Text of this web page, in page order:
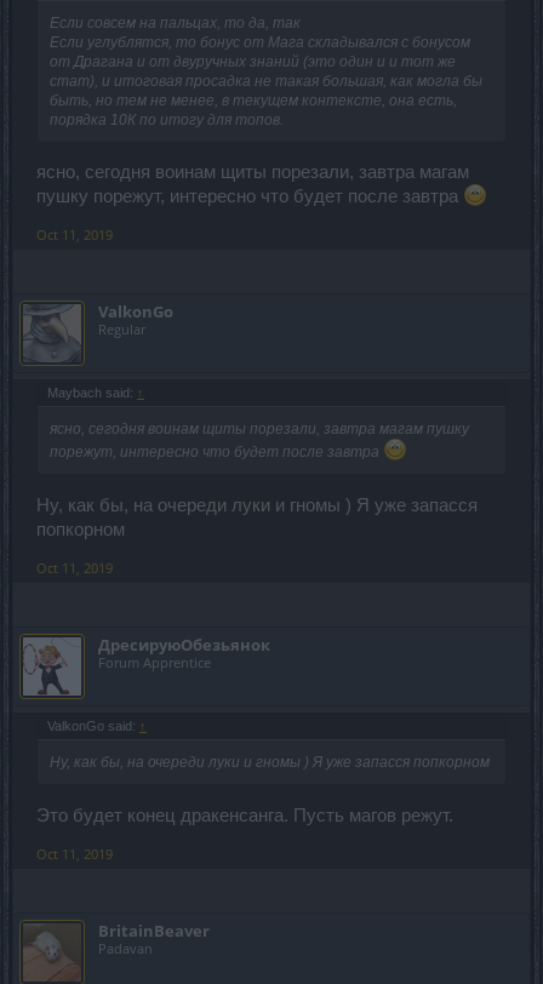
Если совсем на пальцах, то да, так
Если углублятся, то бонус от Мага складывался с бонусом
от Драгана и от двуручных знаний (это один и и тот же
стат), и итоговая просадка не такая большая, как могла бы
быть, но тем не менее, в текущем контексте, она есть,
порядка 10К по итогу для топов.
ясно, сегодня воинам щиты порезали, завтра магам
пушку порежут, интересно что будет после завтра
Oct 11, 2019
ValkonGo
Regular
Maybach said: ↑
ясно, сегодня воинам щиты порезали, завтра магам пушку
порежут, интересно что будет после завтра
Ну, как бы, на очереди луки и гномы ) Я уже запасся
попкорном
Oct 11, 2019
ДресируюОбезьянок
Forum Apprentice
ValkonGo said: ↑
Ну, как бы, на очереди луки и гномы ) Я уже запасся попкорном
Это будет конец дракенсанга. Пусть магов режут.
Oct 11, 2019
BritainBeaver
Padavan